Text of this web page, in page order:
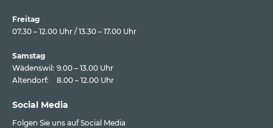
Freitag
07.30 – 12.00 Uhr / 13.30 – 17.00 Uhr
Samstag
Wädenswil: 9.00 – 13.00 Uhr
Altendorf:
8.00 – 12.00 Uhr
Social Media
Folgen Sie uns auf Social Media